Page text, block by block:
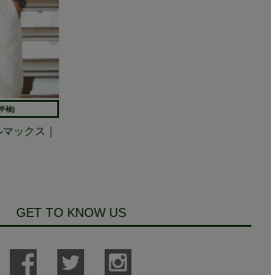
袖)
ックス｜
GET TO KNOW US